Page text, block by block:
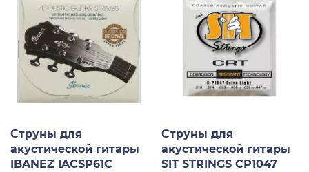
Струны для
акустической гитары
IBANEZ IACSP61C
Струны для
акустической гитары
SIT STRINGS CP1047